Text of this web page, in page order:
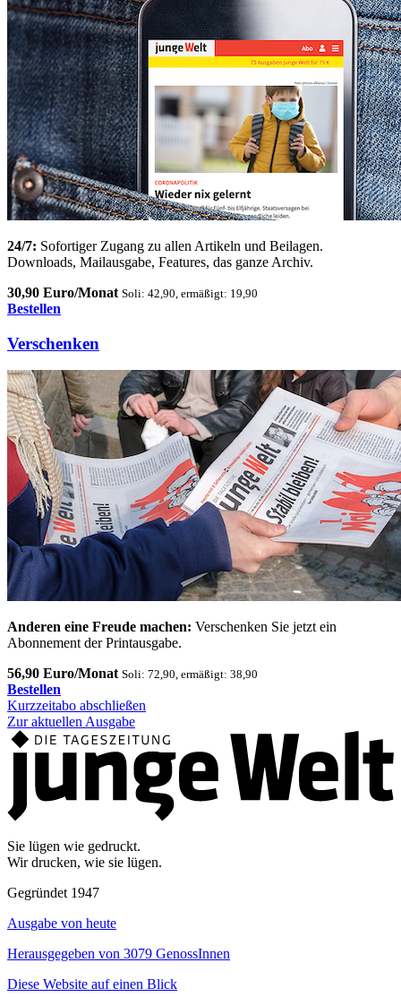
24/7: Sofortiger Zugang zu allen Artikeln und Beilagen.
Downloads, Mailausgabe, Features, das ganze Archiv.
30,90 Euro/Monat Soli: 42,90, ermäßigt: 19,90
Bestellen
Verschenken
Anderen eine Freude machen: Verschenken Sie jetzt ein
Abonnement der Printausgabe.
56,90 Euro/Monat Soli: 72,90, ermäßigt: 38,90
Bestellen
Kurzzeitabo abschließen
Zur aktuellen Ausgabe
Sie lügen wie gedruckt.
Wir drucken, wie sie lügen.
Gegründet 1947
Ausgabe von heute
Herausgegeben von 3079 GenossInnen
Diese Website auf einen Blick